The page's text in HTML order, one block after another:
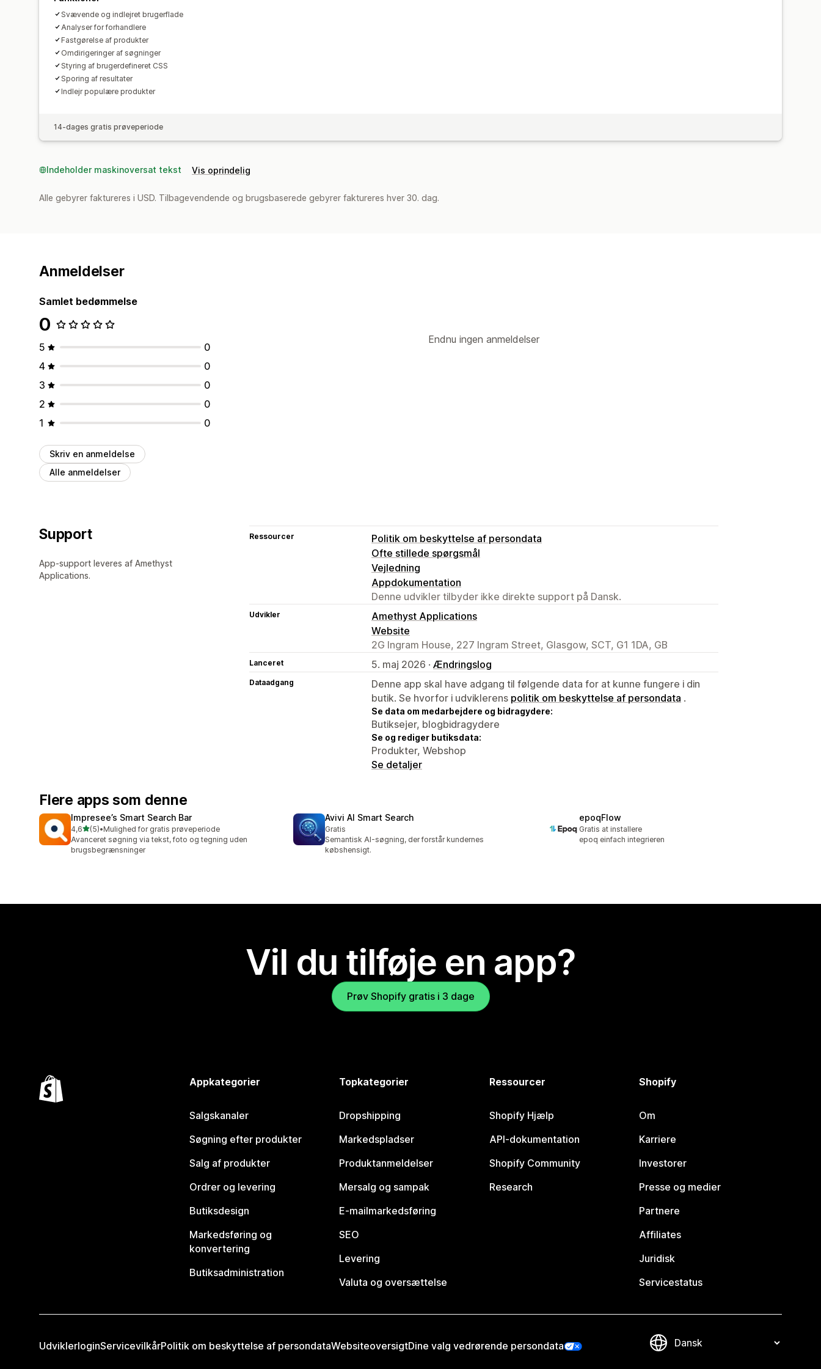
Svævende og indlejret brugerflade
Analyser for forhandlere
Fastgørelse af produkter
Omdirigeringer af søgninger
Styring af brugerdefineret CSS
Sporing af resultater
Indlejr populære produkter
14-dages gratis prøveperiode
Indeholder maskinoversat tekst Vis oprindelig
Alle gebyrer faktureres i USD. Tilbagevendende og brugsbaserede gebyrer faktureres hver 30. dag.
Anmeldelser
Samlet bedømmelse
0
5
0
4
0
3
0
2
0
1
0
Skriv en anmeldelse
Alle anmeldelser
Endnu ingen anmeldelser
Support
App-support leveres af Amethyst
Applications.
Ressourcer
Politik om beskyttelse af persondata
Ofte stillede spørgsmål
Vejledning
Appdokumentation
Denne udvikler tilbyder ikke direkte support på Dansk.
Udvikler
Amethyst Applications
Website
2G Ingram House, 227 Ingram Street, Glasgow, SCT, G1 1DA, GB
Lanceret 5. maj 2026 · Ændringslog
Dataadgang
Denne app skal have adgang til følgende data for at kunne fungere i din
butik. Se hvorfor i udviklerens politik om beskyttelse af persondata .
Se data om medarbejdere og bidragydere:
Butiksejer, blogbidragydere
Se og rediger butiksdata:
Produkter, Webshop
Se detaljer
Flere apps som denne
Impresee’s Smart Search Bar
4,6ud af 5 stjerner
(5)
5 anmeldelser i alt
•Mulighed for gratis prøveperiode
Avanceret søgning via tekst, foto og tegning uden
brugsbegrænsninger
Avivi AI Smart Search
Gratis
Semantisk AI-søgning, der forstår kundernes
købshensigt.
epoqFlow
Gratis at installere
epoq einfach integrieren
Vil du tilføje en app?
Prøv Shopify gratis i 3 dage
Appkategorier
Salgskanaler
Søgning efter produkter
Salg af produkter
Ordrer og levering
Butiksdesign
Markedsføring og
konvertering
Butiksadministration
Topkategorier
Dropshipping
Markedspladser
Produktanmeldelser
Mersalg og sampak
E-mailmarkedsføring
SEO
Levering
Valuta og oversættelse
Ressourcer
Shopify Hjælp
API-dokumentation
Shopify Community
Research
Shopify
Om
Karriere
Investorer
Presse og medier
Partnere
Affiliates
Juridisk
Servicestatus
UdviklerloginServicevilkårPolitik om beskyttelse af persondataWebsiteoversigtDine valg vedrørende persondata